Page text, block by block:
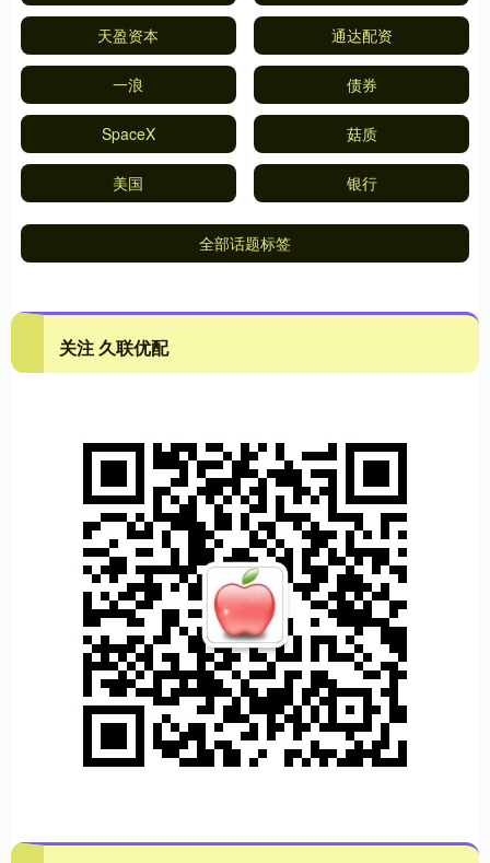
天盈资本 通达配资
一浪 债券
SpaceX 菇质
美国 银行
全部话题标签
关注 久联优配